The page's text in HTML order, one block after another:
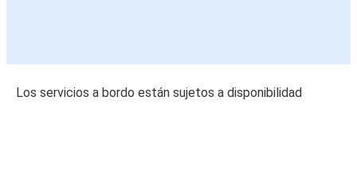
Los servicios a bordo están sujetos a disponibilidad